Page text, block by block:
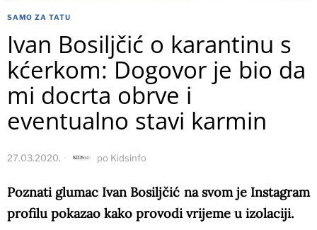
SAMO ZA TATU
Ivan Bosiljčić o karantinu s
kćerkom: Dogovor je bio da
mi docrta obrve i
eventualno stavi karmin
27.03.2020. po Kidsinfo
Poznati glumac Ivan Bosiljčić na svom je Instagram
profilu pokazao kako provodi vrijeme u izolaciji.